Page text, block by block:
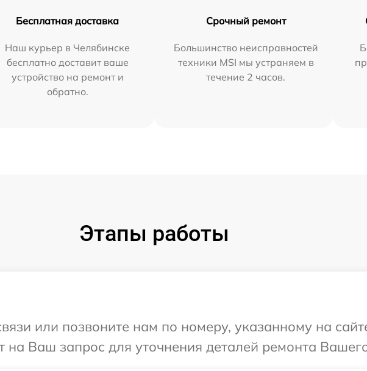
Бесплатная доставка
Наш курьер в Челябинске
бесплатно доставит ваше
устройство на ремонт и
обратно.
Срочный ремонт
Большинство неисправностей
техники MSI мы устраняем в
течение 2 часов.
Этапы работы
или позвоните нам по номеру, указанному на
на Ваш запрос для уточнения деталей ремонта